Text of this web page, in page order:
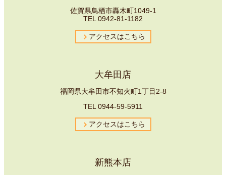
佐賀県鳥栖市轟木町1049-1
TEL 0942-81-1182
アクセスはこちら
大牟田店
福岡県大牟田市不知火町1丁目2-8
TEL 0944-59-5911
アクセスはこちら
新熊本店